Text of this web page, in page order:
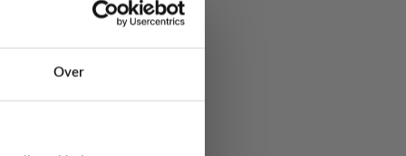
Over
met een vleugje
als stijlvol